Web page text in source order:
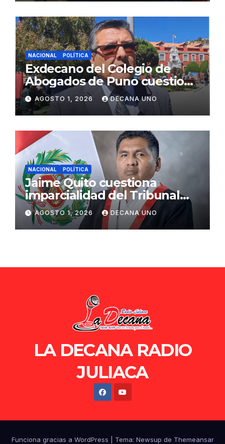
NACIONAL POLÍTICA
Exdecano del Colegio de
Abogados de Puno cuestiona
propuestas sobre seguridad
ciudadana
AGOSTO 1, 2026 DECANA UNO
NACIONAL POLÍTICA
Jaime Quito cuestiona
imparcialidad del Tribunal
Constitucional tras liberación
de Ollanta Humala
AGOSTO 1, 2026 DECANA UNO
LA DECANA RADIO
JULIACA
Funciona gracias a WordPress Tema: Newsup de Themeansar